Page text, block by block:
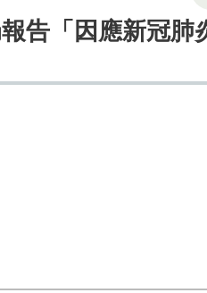
告「因應新冠肺